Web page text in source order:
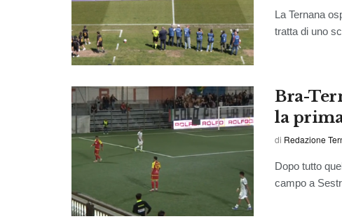
La Ternana
tratta di uno
Bra-
la
di Redazione
Dopo tutto
campo a